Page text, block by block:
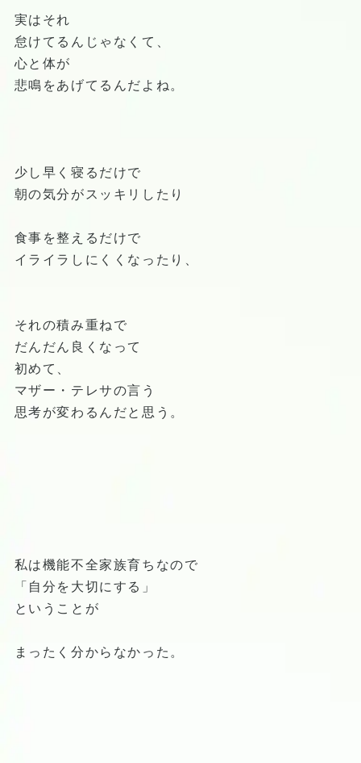
実はそれ
怠けてるんじゃなくて、
心と体が
悲鳴をあげてるんだよね。
少し早く寝るだけで
朝の気分がスッキリしたり
食事を整えるだけで
イライラしにくくなったり、
それの積み重ねで
だんだん良くなって
初めて、
マザー・テレサの言う
思考が変わるんだと思う。
私は機能不全家族育ちなので
「自分を大切にする」
ということが
まったく分からなかった。